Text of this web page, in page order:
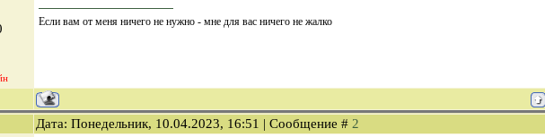
Если вам от меня ничего не нужно - мне для вас ничего не жалко
Дата: Понедельник, 10.04.2023, 16:51 | Сообщение # 2